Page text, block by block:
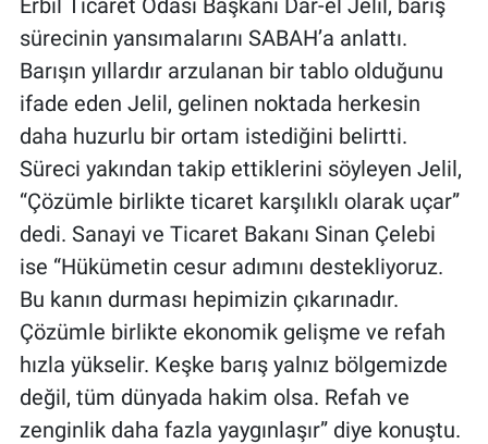
Erbil Ticaret Odası Başkanı Dar-el Jelil, barış
sürecinin yansımalarını SABAH’a anlattı.
Barışın yıllardır arzulanan bir tablo olduğunu
ifade eden Jelil, gelinen noktada herkesin
daha huzurlu bir ortam istediğini belirtti.
Süreci yakından takip ettiklerini söyleyen Jelil,
“Çözümle birlikte ticaret karşılıklı olarak uçar”
dedi. Sanayi ve Ticaret Bakanı Sinan Çelebi
ise “Hükümetin cesur adımını destekliyoruz.
Bu kanın durması hepimizin çıkarınadır.
Çözümle birlikte ekonomik gelişme ve refah
hızla yükselir. Keşke barış yalnız bölgemizde
değil, tüm dünyada hakim olsa. Refah ve
zenginlik daha fazla yaygınlaşır” diye konuştu.